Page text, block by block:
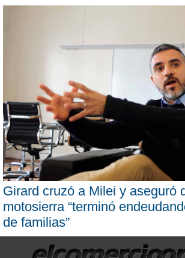
Girard cruzó a Milei y aseguró
motosierra “terminó
de familias”